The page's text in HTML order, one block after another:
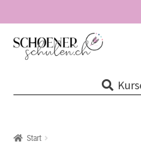
Zur
Navigation
Zum
Inhalt
Start